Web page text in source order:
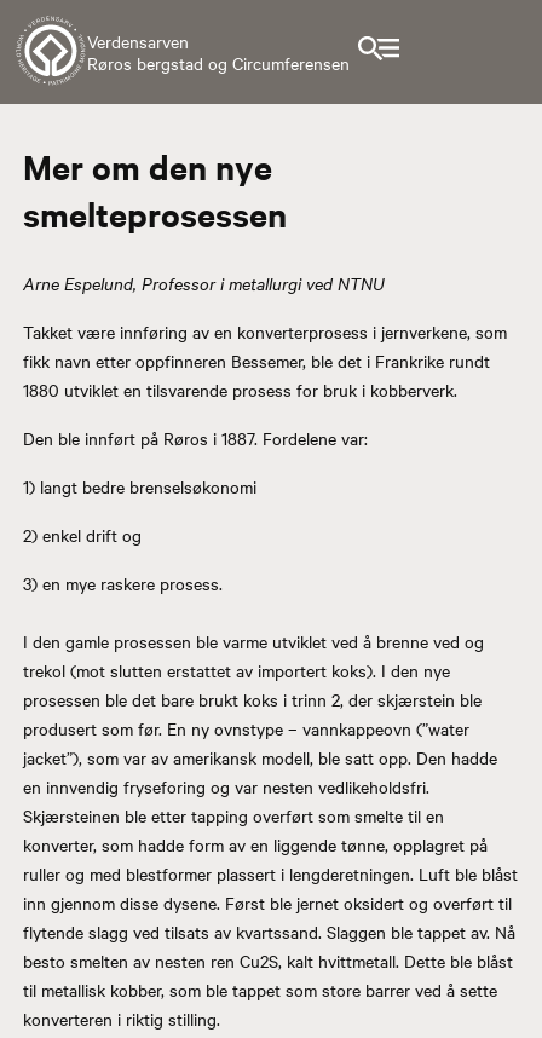
Verdensarven
Røros bergstad og Circumferensen
Mer om den nye
smelteprosessen
Arne Espelund, Professor i metallurgi ved NTNU
Takket være innføring av en konverterprosess i jernverkene, som
fikk navn etter oppfinneren Bessemer, ble det i Frankrike rundt
1880 utviklet en tilsvarende prosess for bruk i kobberverk.
Den ble innført på Røros i 1887. Fordelene var:
1) langt bedre brenselsøkonomi
2) enkel drift og
3) en mye raskere prosess.
I den gamle prosessen ble varme utviklet ved å brenne ved og
trekol (mot slutten erstattet av importert koks). I den nye
prosessen ble det bare brukt koks i trinn 2, der skjærstein ble
produsert som før. En ny ovnstype – vannkappeovn (”water
jacket”), som var av amerikansk modell, ble satt opp. Den hadde
en innvendig fryseforing og var nesten vedlikeholdsfri.
Skjærsteinen ble etter tapping overført som smelte til en
konverter, som hadde form av en liggende tønne, opplagret på
ruller og med blestformer plassert i lengderetningen. Luft ble blåst
inn gjennom disse dysene. Først ble jernet oksidert og overført til
flytende slagg ved tilsats av kvartssand. Slaggen ble tappet av. Nå
besto smelten av nesten ren Cu2S, kalt hvittmetall. Dette ble blåst
til metallisk kobber, som ble tappet som store barrer ved å sette
konverteren i riktig stilling.